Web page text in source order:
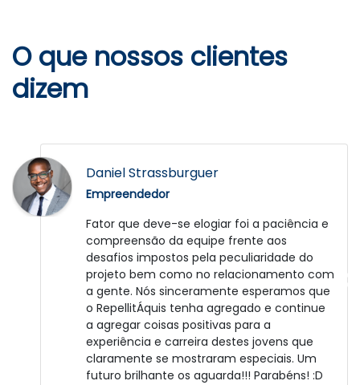
O que nossos clientes
dizem
José Duarte
Empreendedor
Fui muito bem atendido. A Catalisa é uma
grande empresa e bem administrada.
Agora depende de mim, para colocar em
prática o projeto. Obrigado.
Daniel Strassburguer
Empreendedor
Fator que deve-se elogiar foi a paciência e
compreensão da equipe frente aos
desafios impostos pela peculiaridade do
projeto bem como no relacionamento com
a gente. Nós sinceramente esperamos que
o RepellitÁquis tenha agregado e continue
a agregar coisas positivas para a
experiência e carreira destes jovens que
claramente se mostraram especiais. Um
futuro brilhante os aguarda!!! Parabéns! :D